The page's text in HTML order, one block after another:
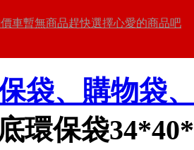
車暫無商品趕快選擇心愛的商品吧
袋、購物袋
環保袋